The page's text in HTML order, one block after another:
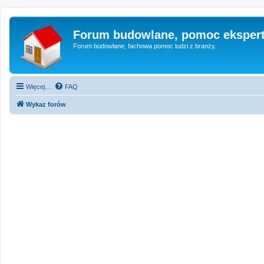
Forum budowlane, pomoc
Forum budowlane, fachowa pomoc ludzi z branży.
Więcej… FAQ
Wykaz forów